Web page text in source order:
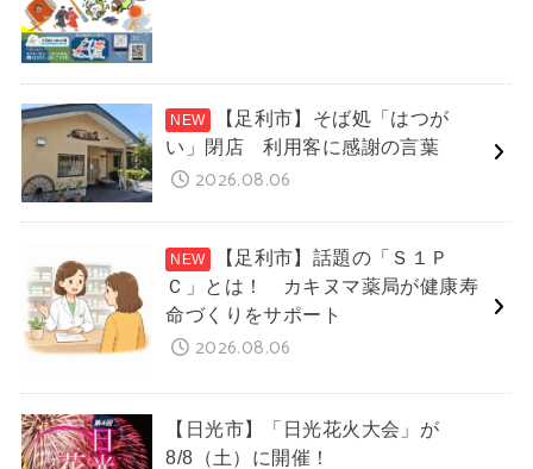
【足利市】そば処「はつが
い」閉店 利用客に感謝の言葉
2026.08.06
【足利市】話題の「Ｓ１Ｐ
Ｃ」とは！ カキヌマ薬局が健康寿
命づくりをサポート
2026.08.06
【日光市】「日光花火大会」が
8/8（土）に開催！